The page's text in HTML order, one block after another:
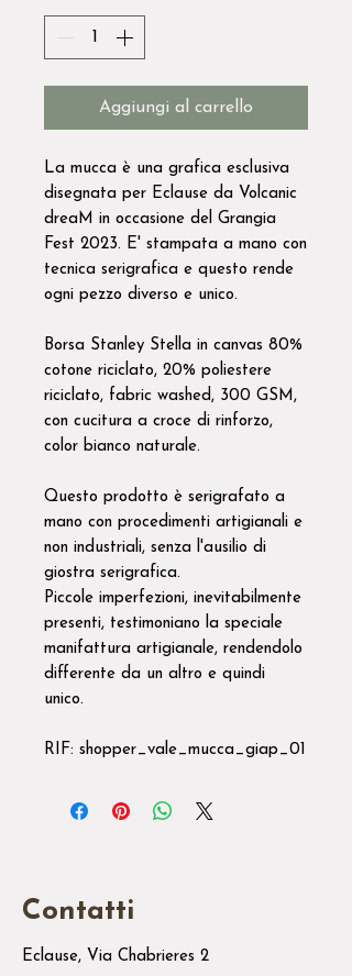
Aggiungi al carrello
La mucca è una grafica esclusiva
disegnata per Eclause da Volcanic
dreaM in occasione del Grangia
Fest 2023. E' stampata a mano con
tecnica serigrafica e questo rende
ogni pezzo diverso e unico.
Borsa Stanley Stella in canvas 80%
cotone riciclato, 20% poliestere
riciclato, fabric washed, 300 GSM,
con cucitura a croce di rinforzo,
color bianco naturale.
Questo prodotto è serigrafato a
mano con procedimenti artigianali e
non industriali, senza l'ausilio di
giostra serigrafica.
Piccole imperfezioni, inevitabilmente
presenti, testimoniano la speciale
manifattura artigianale, rendendolo
differente da un altro e quindi
unico.
RIF: shopper_vale_mucca_giap_01
Contatti
Eclause, Via Chabrieres 2